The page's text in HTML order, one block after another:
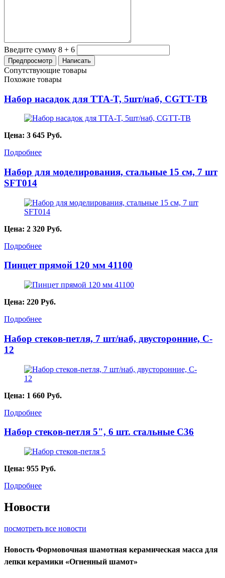
Введите сумму 8 + 6
Сопутствующие товары
Похожие товары
Набор насадок для TTA-T, 5шт/наб, CGTT-TB
Цена: 3 645 Руб.
Подробнее
Набор для моделирования, стальные 15 см, 7 шт
SFT014
Цена: 2 320 Руб.
Подробнее
Пинцет прямой 120 мм 41100
Цена: 220 Руб.
Подробнее
Набор стеков-петля, 7 шт/наб, двусторонние, C-
12
Цена: 1 660 Руб.
Подробнее
Набор стеков-петля 5", 6 шт. стальные С36
Цена: 955 Руб.
Подробнее
Новости
посмотреть все новости
Новость Формовочная шамотная керамическая масса для
лепки керамики «Огненный шамот»